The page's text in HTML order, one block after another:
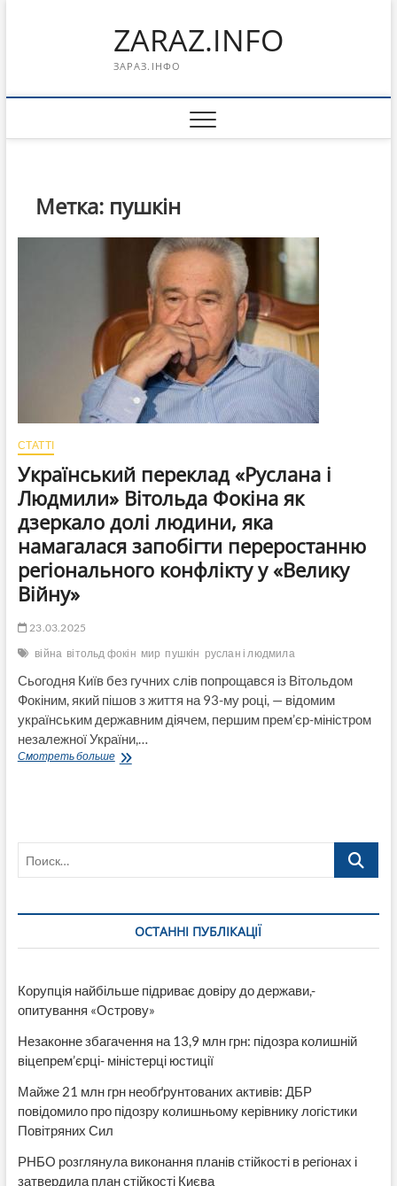
ZARAZ.INFO
ЗАРАЗ.ІНФО
Метка: пушкін
СТАТТІ
Український переклад «Руслана і
Людмили» Вітольда Фокіна як
дзеркало долі людини, яка
намагалася запобігти переростанню
регіонального конфлікту у «Велику
Війну»
23.03.2025
війна вітольд фокін мир пушкін руслан і людмила
Сьогодня Київ без гучних слів попрощався із Вітольдом
Фокіним, який пішов з життя на 93-му році, — відомим
українським державним діячем, першим прем’єр-міністром
незалежної України,…
Смотреть большеУкраїнський
людини,
намагалася
регіонального
конфлікту
«Велику
Війну»
Поиск…
ОСТАННІ ПУБЛІКАЦІЇ
Корупція найбільше підриває довіру до держави,-
опитування «Острову»
Незаконне збагачення на 13,9 млн грн: підозра колишній
віцепрем’єрці- міністерці юстиції
Майже 21 млн грн необґрунтованих активів: ДБР
повідомило про підозру колишньому керівнику логістики
Повітряних Сил
РНБО розглянула виконання планів стійкості в регіонах і
затвердила план стійкості Києва